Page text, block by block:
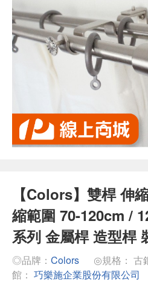
【Colors】雙桿 伸
縮範圍 70-120cm /
系列 金屬桿 造型桿
◎品牌： Colors ◎規格： 古
館： 巧樂施企業股份有限公司